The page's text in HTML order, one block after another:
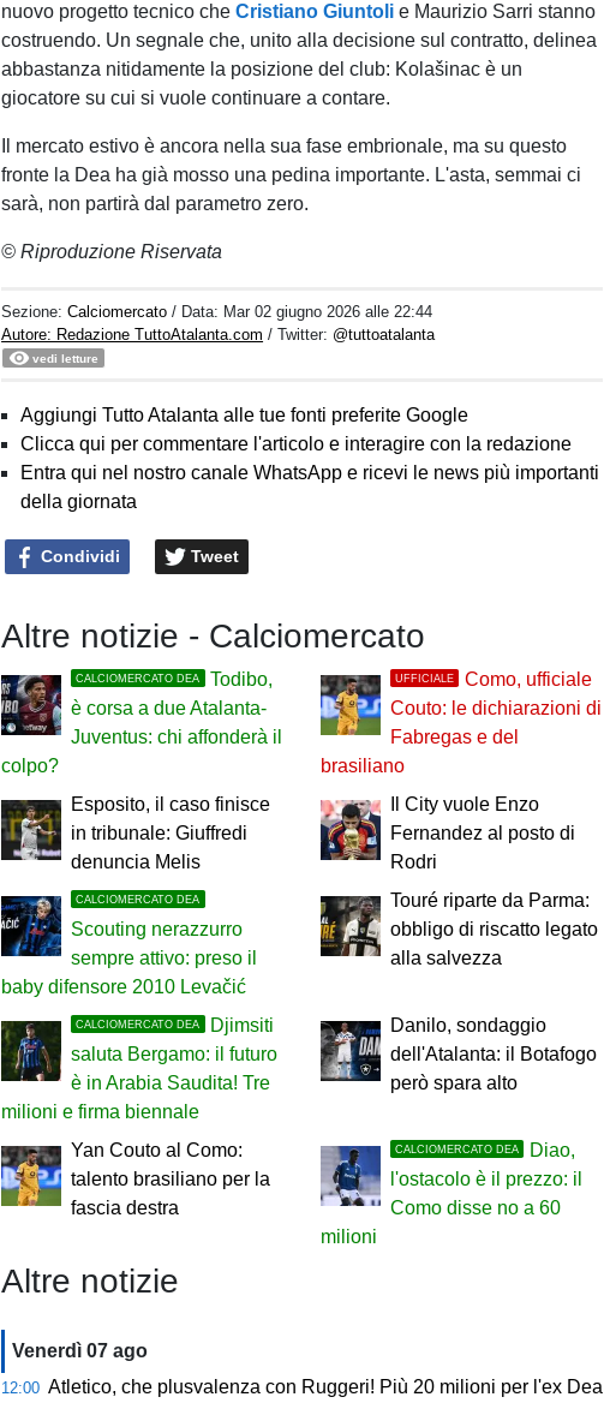
nuovo progetto tecnico cheCristiano Giuntoli e Maurizio Sarri stanno
costruendo. Un segnale che, unito alla decisione sul contratto, delinea
abbastanza nitidamente la posizione del club: Kolašinac è un
giocatore su cui si vuole continuare a contare.
Il mercato estivo è ancora nella sua fase embrionale, ma su questo
fronte la Dea ha già mosso una pedina importante. L'asta, semmai ci
sarà, non partirà dal parametro zero.
© Riproduzione Riservata
Sezione:Calciomercato / Data: Mar 02 giugno 2026 alle 22:44
Autore: Redazione TuttoAtalanta.com / Twitter: @tuttoatalanta
vedi letture
Aggiungi Tutto Atalanta alle tue fonti preferite Google
Clicca qui per commentare l'articolo e interagire con la redazione
Entra qui nel nostro canale WhatsApp e ricevi le news più importanti
della giornata
Condividi Tweet
Altre notizie - Calciomercato
CALCIOMERCATO DEA
Todibo,
è corsa a due Atalanta-
Juventus: chi affonderà il
colpo?
UFFICIALE
Como, ufficiale
Couto: le dichiarazioni di
Fabregas e del
brasiliano
Esposito, il caso finisce
in tribunale: Giuffredi
denuncia Melis
Il City vuole Enzo
Fernandez al posto di
Rodri
CALCIOMERCATO DEA
Scouting nerazzurro
sempre attivo: preso il
baby difensore 2010 Levačić
Touré riparte da Parma:
obbligo di riscatto legato
alla salvezza
CALCIOMERCATO DEA
Djimsiti
saluta Bergamo: il futuro
è in Arabia Saudita! Tre
milioni e firma biennale
Danilo, sondaggio
dell'Atalanta: il Botafogo
però spara alto
Yan Couto al Como:
talento brasiliano per la
fascia destra
CALCIOMERCATO DEA
Diao,
l'ostacolo è il prezzo: il
Como disse no a 60
milioni
Altre notizie
Venerdì 07 ago
12:00 Atletico, che plusvalenza con Ruggeri! Più 20 milioni per l'ex Dea